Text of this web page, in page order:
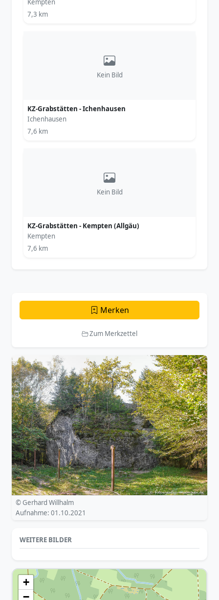
Kempten
7,3 km
Kein Bild
KZ-Grabstätten - Ichenhausen
Ichenhausen
7,6 km
Kein Bild
KZ-Grabstätten - Kempten (Allgäu)
Kempten
7,6 km
Merken
Zum Merkzettel
© Gerhard Willhalm
Aufnahme: 01.10.2021
WEITERE BILDER
+
−